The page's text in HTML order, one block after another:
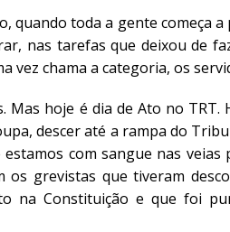
] II Encontro Direito LGBTQIA+ e
quando toda a gente começa
nas tarefas que deixou de
vez chama a categoria, os
Mas hoje é dia de Ato no
descer até a rampa do
com sangue nas veias
os grevistas que tiveram
na Constituição e que foi